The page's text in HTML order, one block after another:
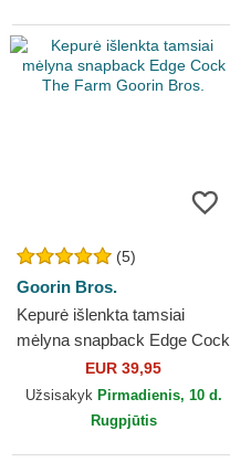
(5)
Goorin Bros.
Kepurė išlenkta tamsiai
mėlyna snapback Edge Cock
The Farm Goorin Bros.
EUR 39,95
Užsisakyk Pirmadienis, 10 d.
Rugpjūtis